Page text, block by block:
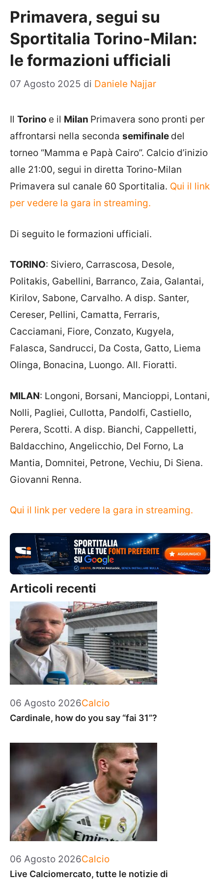
Primavera, segui su
Sportitalia Torino-Milan:
le formazioni ufficiali
07 Agosto 2025 di Daniele Najjar
Il Torino e il Milan Primavera sono pronti per
affrontarsi nella seconda semifinale del
torneo “Mamma e Papà Cairo”. Calcio d’inizio
alle 21:00, segui in diretta Torino-Milan
Primavera sul canale 60 Sportitalia. Qui il link
per vedere la gara in streaming.
Di seguito le formazioni ufficiali.
TORINO: Siviero, Carrascosa, Desole,
Politakis, Gabellini, Barranco, Zaia, Galantai,
Kirilov, Sabone, Carvalho. A disp. Santer,
Cereser, Pellini, Camatta, Ferraris,
Cacciamani, Fiore, Conzato, Kugyela,
Falasca, Sandrucci, Da Costa, Gatto, Liema
Olinga, Bonacina, Luongo. All. Fioratti.
MILAN: Longoni, Borsani, Mancioppi, Lontani,
Nolli, Pagliei, Cullotta, Pandolfi, Castiello,
Perera, Scotti. A disp. Bianchi, Cappelletti,
Baldacchino, Angelicchio, Del Forno, La
Mantia, Domnitei, Petrone, Vechiu, Di Siena.
Giovanni Renna.
Qui il link per vedere la gara in streaming.
Articoli recenti
06 Agosto 2026Categorie
Calcio
Cardinale, how do you say “fai 31”?
06 Agosto 2026Categorie
Calcio
Live Calciomercato, tutte le notizie di